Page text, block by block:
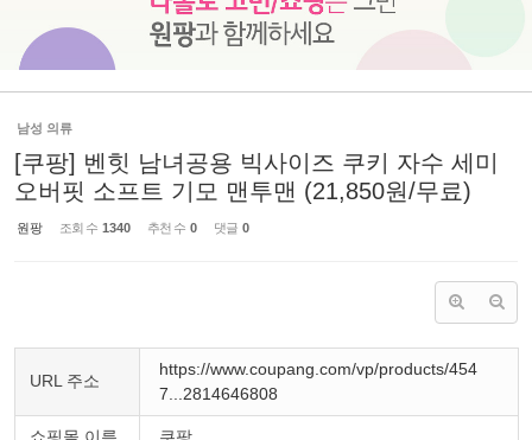
남성 의류
[쿠팡] 벤힛 남녀공용 빅사이즈 쿠키 자수 세미
오버핏 소프트 기모 맨투맨 (21,850원/무료)
원팡 조회 수 1340 추천 수 0 댓글 0
URL 주소
https://www.coupang.com/vp/products/454
7...2814646808